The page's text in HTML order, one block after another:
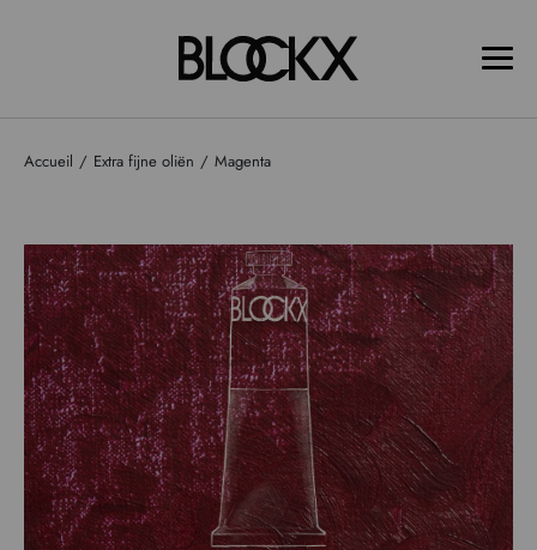
Accueil Extra fijne oliën Magenta